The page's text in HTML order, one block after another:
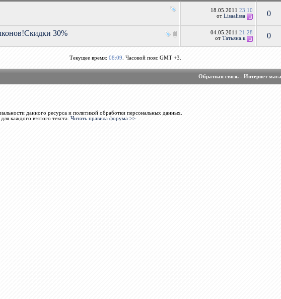
18.05.201123:10
отLisaalissa 0
30%
04.05.201121:28
отТатьяна.к 0
Текущее время: 08:09 . Часовой пояс GMT +3.
Обратная связь- Интернет
данного ресурса и политикой обработки персональных данных.
каждого взятого текста. Читать правила форума >>